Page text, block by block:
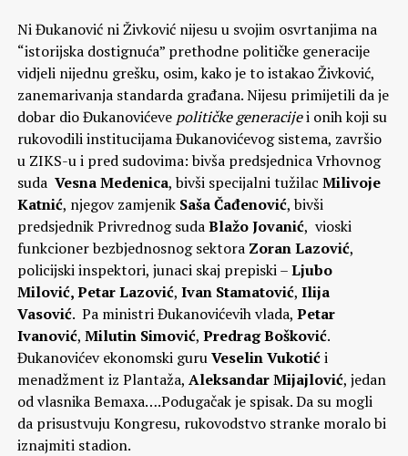
Ni Đukanović ni Živković nijesu u svojim osvrtanjima na
“istorijska dostignuća” prethodne političke generacije
vidjeli nijednu grešku, osim, kako je to istakao Živković,
zanemarivanja standarda građana. Nijesu primijetili da je
dobar dio Đukanovićeve političke generacijei onih koji su
rukovodili institucijama Đukanovićevog sistema, završio
u ZIKS-u i pred sudovima: bivša predsjednica Vrhovnog
suda Vesna Medenica, bivši specijalni tužilac Milivoje
Katnić, njegov zamjenik Saša Čađenović, bivši
predsjednik Privrednog sudaBlažo Jovanić, vioski
funkcioner bezbjednosnog sektora Zoran Lazović,
policijski inspektori, junaci skaj prepiski –Ljubo
Milović, Petar Lazović, Ivan Stamatović, Ilija
Vasović. Pa ministri Đukanovićevih vlada, Petar
Ivanović, Milutin Simović, Predrag Bošković.
Đukanovićev ekonomski guruVeselin Vukotići
menadžment iz Plantaža, Aleksandar Mijajlović, jedan
od vlasnika Bemaxa….Podugačak je spisak. Da su mogli
da prisustvuju Kongresu, rukovodstvo stranke moralo bi
iznajmiti stadion.